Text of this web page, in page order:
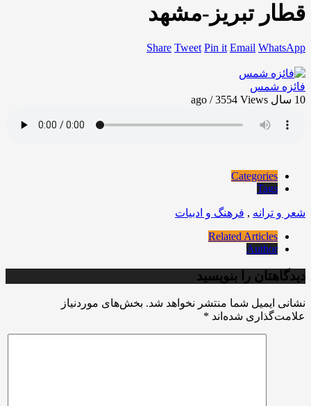
قطار تبریز-مشهد
Share Tweet Pin it Email WhatsApp
فائزه شمس
10 سال ago / 3554
Views
Categories
Tags
شعر و ترانه , فرهنگ و ادبیات
Related Articles
Author
دیدگاهتان را بنویسید
نشانی ایمیل شما منتشر نخواهد شد. بخش‌های موردنیاز
علامت‌گذاری شده‌اند *